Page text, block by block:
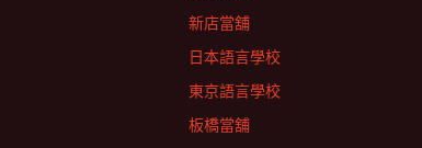
新店當舖
日本語言學校
東京語言學校
板橋當舖